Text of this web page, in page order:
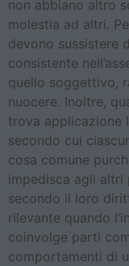
non abbiano altro
molestia ad altri.
devono sussistere
consistente
quello soggettivo,
nuocere. Inoltre,
trova applicazione
secondo cui
cosa comune
impedisca agli
secondo il loro
rilevante quando
coinvolge parti
comportamenti di